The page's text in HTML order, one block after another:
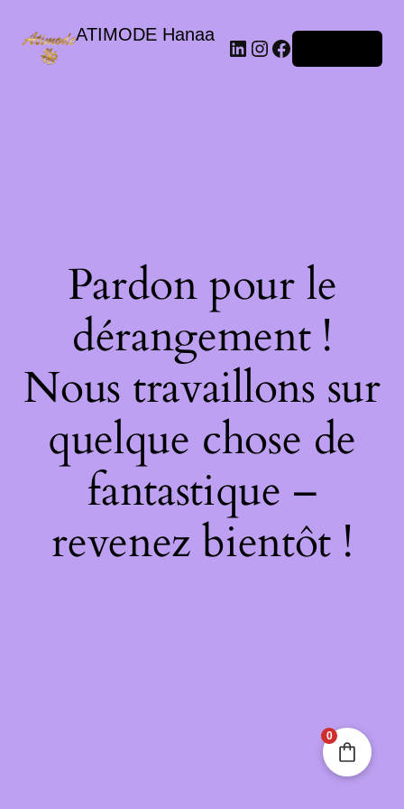
ATIMODE Hanaa
Pardon pour le
dérangement !
Nous travaillons sur
quelque chose de
fantastique –
revenez bientôt !
0